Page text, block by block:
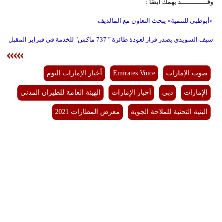
وقـــــــــــــد يهمك ايضًأ :
«أبوظبي للتنمية» يبحث التعاون مع المالديف
سيف السويدي يصدر قرار لعودة طائرة " 737 ماكس" للخدمة في فبراير المقبل
صوت الإمارات Emirates Voice أخبار الإمارات اليوم
الإمارات دبي أخبار الإمارات الهيئة العامة للطيران المدني
البنية التحتية للملاحة الجوية معرض المطارات 2021